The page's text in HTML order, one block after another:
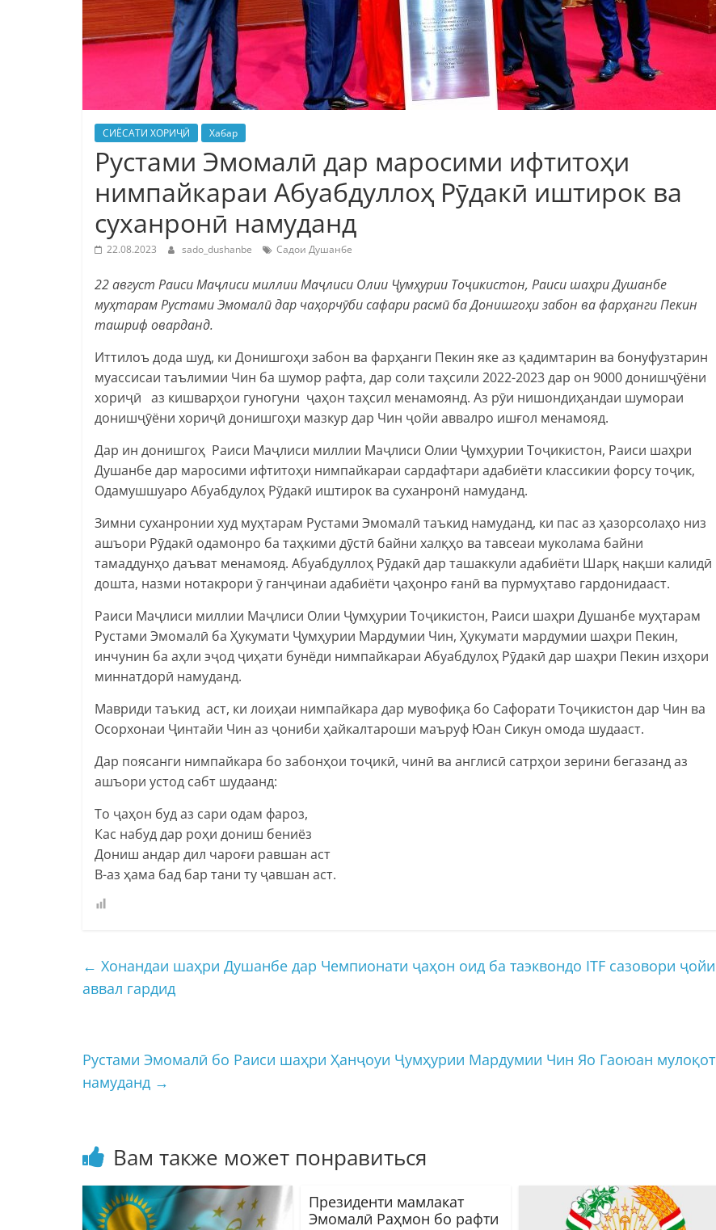
СИЁСАТИ ХОРИҶӢ Хабар
Рустами Эмомалӣ дар маросими ифтитоҳи
нимпайкараи Абуабдуллоҳ Рӯдакӣ иштирок ва
суханронӣ намуданд
22.08.2023 sado_dushanbe Садои Душанбе
22 август Раиси Маҷлиси миллии Маҷлиси Олии Ҷумҳурии Тоҷикистон, Раиси шаҳри Душанбе
муҳтарам Рустами Эмомалӣ дар чаҳорчӯби сафари расмӣ ба Донишгоҳи забон ва фарҳанги Пекин
ташриф оварданд.
Иттилоъ дода шуд, ки Донишгоҳи забон ва фарҳанги Пекин яке аз қадимтарин ва бонуфузтарин
муассисаи таълимии Чин ба шумор рафта, дар соли таҳсили 2022-2023 дар он 9000 донишҷӯёни
хориҷӣ аз кишварҳои гуногуни ҷаҳон таҳсил менамоянд. Аз рӯи нишондиҳандаи шумораи
донишҷӯёни хориҷӣ донишгоҳи мазкур дар Чин ҷойи аввалро ишғол менамояд.
Дар ин донишгоҳ Раиси Маҷлиси миллии Маҷлиси Олии Ҷумҳурии Тоҷикистон, Раиси шаҳри
Душанбе дар маросими ифтитоҳи нимпайкараи сардафтари адабиёти классикии форсу тоҷик,
Одамушшуаро Абуабдулоҳ Рӯдакӣ иштирок ва суханронӣ намуданд.
Зимни суханронии худ муҳтарам Рустами Эмомалӣ таъкид намуданд, ки пас аз ҳазорсолаҳо низ
ашъори Рӯдакӣ одамонро ба таҳкими дӯстӣ байни халқҳо ва тавсеаи муколама байни
тамаддунҳо даъват менамояд. Абуабдуллоҳ Рӯдакӣ дар ташаккули адабиёти Шарқ нақши калидӣ
дошта, назми нотакрори ӯ ганҷинаи адабиёти ҷаҳонро ғанӣ ва пурмуҳтаво гардонидааст.
Раиси Маҷлиси миллии Маҷлиси Олии Ҷумҳурии Тоҷикистон, Раиси шаҳри Душанбе муҳтарам
Рустами Эмомалӣ ба Ҳукумати Ҷумҳурии Мардумии Чин, Ҳукумати мардумии шаҳри Пекин,
инчунин ба аҳли эҷод ҷиҳати бунёди нимпайкараи Абуабдулоҳ Рӯдакӣ дар шаҳри Пекин изҳори
миннатдорӣ намуданд.
Мавриди таъкид аст, ки лоиҳаи нимпайкара дар мувофиқа бо Сафорати Тоҷикистон дар Чин ва
Осорхонаи Ҷинтайи Чин аз ҷониби ҳайкалтароши маъруф Юан Сикун омода шудааст.
Дар поясанги нимпайкара бо забонҳои тоҷикӣ, чинӣ ва англисӣ сатрҳои зерини бегазанд аз
ашъори устод сабт шудаанд:
То ҷаҳон буд аз сари одам фароз,
Кас набуд дар роҳи дониш бениёз
Дониш андар дил чароғи равшан аст
В-аз ҳама бад бар тани ту ҷавшан аст.
← Хонандаи шаҳри Душанбе дар Чемпионати ҷаҳон оид ба таэквондо ITF сазовори ҷойи
аввал гардид
Рустами Эмомалӣ бо Раиси шаҳри Ҳанҷоуи Ҷумҳурии Мардумии Чин Яо Гаоюан мулоқот
намуданд →
Вам также может понравиться
Президенти мамлакат
Эмомалӣ Раҳмон бо рафти